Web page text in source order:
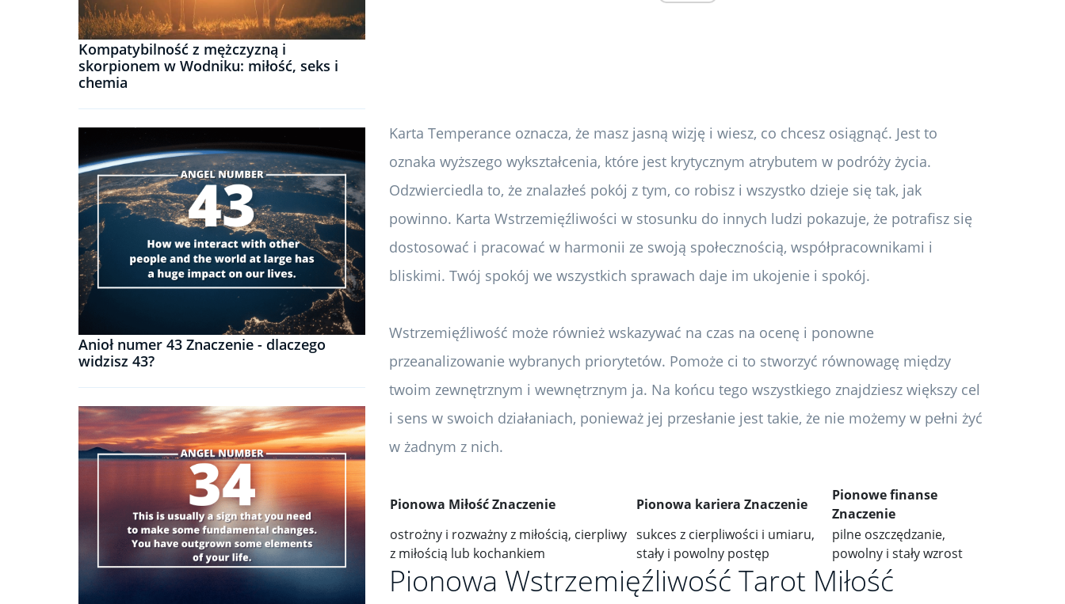
Kompatybilność z mężczyzną i
skorpionem w Wodniku: miłość, seks i
chemia
Anioł numer 43 Znaczenie - dlaczego
widzisz 43?
Karta Temperance oznacza, że ​​masz jasną wizję i wiesz, co chcesz osiągnąć. Jest to
oznaka wyższego wykształcenia, które jest krytycznym atrybutem w podróży życia.
Odzwierciedla to, że znalazłeś pokój z tym, co robisz i wszystko dzieje się tak, jak
powinno. Karta Wstrzemięźliwości w stosunku do innych ludzi pokazuje, że potrafisz się
dostosować i pracować w harmonii ze swoją społecznością, współpracownikami i
bliskimi. Twój spokój we wszystkich sprawach daje im ukojenie i spokój.
Wstrzemięźliwość może również wskazywać na czas na ocenę i ponowne
przeanalizowanie wybranych priorytetów. Pomoże ci to stworzyć równowagę między
twoim zewnętrznym i wewnętrznym ja. Na końcu tego wszystkiego znajdziesz większy cel
i sens w swoich działaniach, ponieważ jej przesłanie jest takie, że nie możemy w pełni żyć
w żadnym z nich.
Pionowa Miłość Znaczenie Pionowa kariera Znaczenie
Pionowe finanse
Znaczenie
ostrożny i rozważny z miłością, cierpliwy
z miłością lub kochankiem
sukces z cierpliwości i umiaru,
stały i powolny postęp
pilne oszczędzanie,
powolny i stały wzrost
Pionowa Wstrzemięźliwość Tarot Miłość